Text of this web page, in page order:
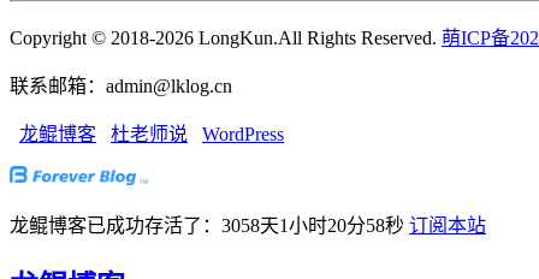
Copyright © 2018-2026 LongKun.All Rights Reserved. 萌ICP备
联系邮箱：admin@lklog.cn
龙鲲博客 杜老师说 WordPress
龙鲲博客已成功存活了：3058天1小时20分59秒 订阅本站